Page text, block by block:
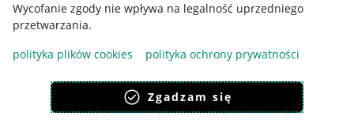
Wycofanie zgody nie wpływa na legalność uprzedniego
przetwarzania.
polityka plików cookies
polityka ochrony prywatności
Zgadzam się